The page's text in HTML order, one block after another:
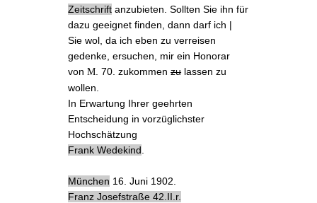
Zeitschrift anzubieten. Sollten Sie ihn für
dazu geeignet finden, dann darf ich |
Sie wol, da ich eben zu verreisen
gedenke, ersuchen, mir ein Honorar
vonM . 70. zukommenzulassen zu
wollen.
In Erwartung Ihrer geehrten
Entscheidung in vorzüglichster
Hochschätzung
Frank Wedekind
München 16. Juni 1902.
Franz Josefstraße 42.II.r.